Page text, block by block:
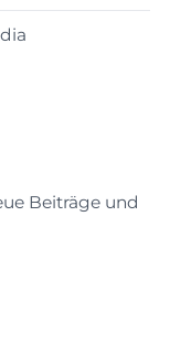
Beiträge und